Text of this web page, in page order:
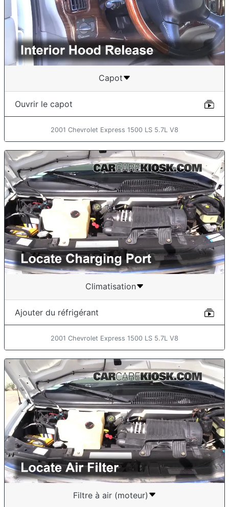
Capot
Ouvrir le capot
2001 Chevrolet Express 1500 LS 5.7L V8
Climatisation
Ajouter du réfrigérant
2001 Chevrolet Express 1500 LS 5.7L V8
Filtre à air (moteur)